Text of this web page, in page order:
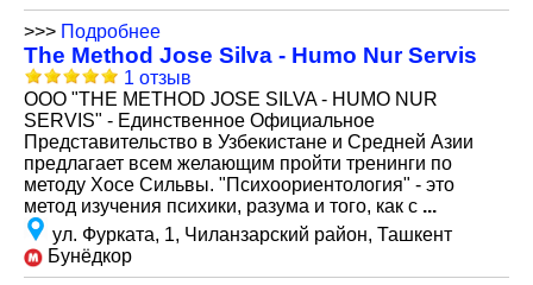
>>> Подробнее
The Method Jose Silva - Humo Nur Servis
1 отзыв
ООО "THE METHOD JOSE SILVA - HUMO NUR
SERVIS" - Единственное Официальное
Представительство в Узбекистане и Средней Азии
предлагает всем желающим пройти тренинги по
методу Хосе Сильвы. "Психоориентология" - это
метод изучения психики, разума и того, как с ...
ул. Фурката, 1, Чиланзарский район, Ташкент
Бунёдкор